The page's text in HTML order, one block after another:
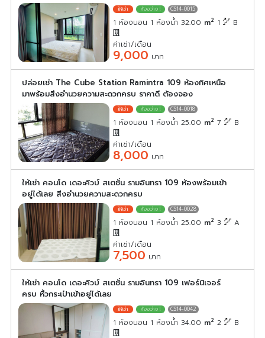
CS14-0015
1 ห้องนอน 1 ห้องน้ำ 32.00 m2 1 B
ค่าเช่า/เดือน
9,000 บาท
ปล่อยเช่า The Cube Station Ramintra 109 ห้องทิศเหนือ
มาพร้อมสิ่งอำนวยความสะดวกครบ ราคาดี ต้องจอง
CS14-0018
1 ห้องนอน 1 ห้องน้ำ 25.00 m2 7 B
ค่าเช่า/เดือน
8,000 บาท
ให้เช่า คอนโด เดอะคิวบ์ สเตชั่น รามอินทรา 109 ห้องพร้อมเข้า
อยู่ได้เลย สิ่งอำนวยความสะดวกครบ
CS14-0028
1 ห้องนอน 1 ห้องน้ำ 25.00 m2 3 A
ค่าเช่า/เดือน
7,500 บาท
ให้เช่า คอนโด เดอะคิวบ์ สเตชั่น รามอินทรา 109 เฟอร์นิเจอร์
ครบ หิ้วกระเป๋าเข้าอยู่ได้เลย
CS14-0042
1 ห้องนอน 1 ห้องน้ำ 34.00 m2 2 B